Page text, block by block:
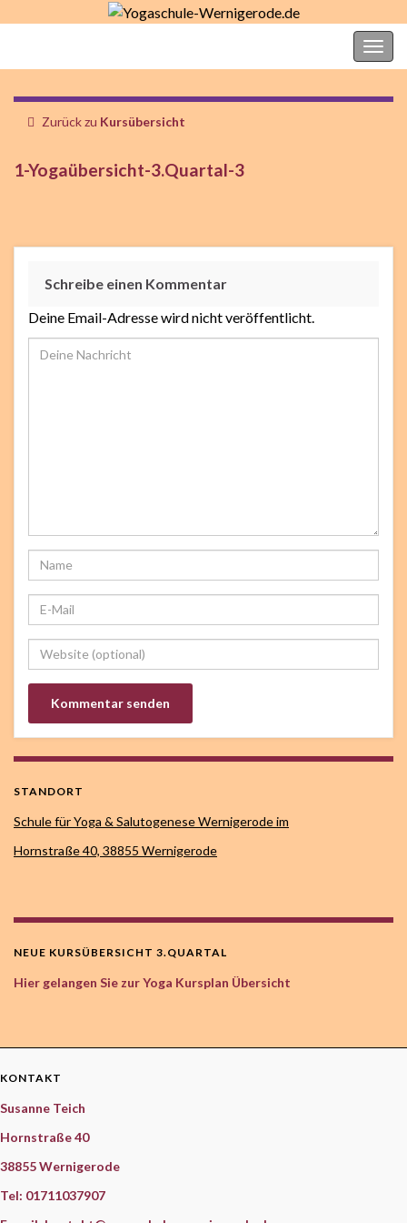
Zurück zu Kursübersicht
1-Yogaübersicht-3.Quartal-3
Schreibe einen Kommentar
Deine Email-Adresse wird nicht veröffentlicht.
STANDORT
Schule für Yoga & Salutogenese Wernigerode im
Hornstraße 40, 38855 Wernigerode
NEUE KURSÜBERSICHT 3.QUARTAL
Hier gelangen Sie zur Yoga Kursplan Übersicht
KONTAKT
Susanne Teich
Hornstraße 40
38855 Wernigerode
Tel: 01711037907